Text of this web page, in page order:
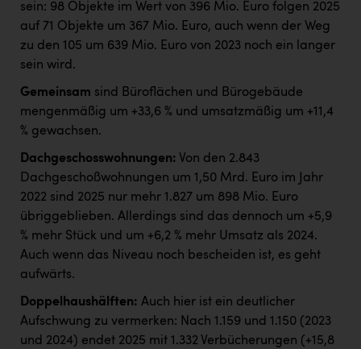
sein: 98 Objekte im Wert von 396 Mio. Euro folgen 2025
auf 71 Objekte um 367 Mio. Euro, auch wenn der Weg
zu den 105 um 639 Mio. Euro von 2023 noch ein langer
sein wird.
Gemeinsam sind Büroflächen und Bürogebäude
mengenmäßig um +33,6 % und umsatzmäßig um +11,4
% gewachsen.
Dachgeschosswohnungen: Von den 2.843
Dachgeschoßwohnungen um 1,50 Mrd. Euro im Jahr
2022 sind 2025 nur mehr 1.827 um 898 Mio. Euro
übriggeblieben. Allerdings sind das dennoch um +5,9
% mehr Stück und um +6,2 % mehr Umsatz als 2024.
Auch wenn das Niveau noch bescheiden ist, es geht
aufwärts.
Doppelhaushälften: Auch hier ist ein deutlicher
Aufschwung zu vermerken: Nach 1.159 und 1.150 (2023
und 2024) endet 2025 mit 1.332 Verbücherungen (+15,8